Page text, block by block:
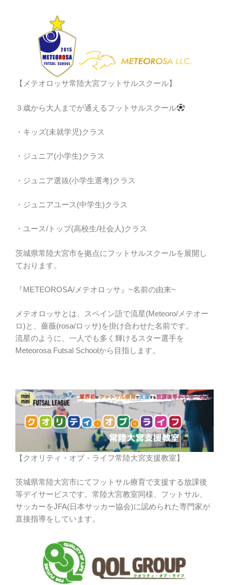
【メテオロッサ常陸大宮フットサルスクール】
３歳から大人までが通えるフットサルスクール
・キッズ(未就学児)クラス
・ジュニア(小学生)クラス
・ジュニア選抜(小学生選考)クラス
・ジュニアユース(中学生)クラス
・ユース/トップ(高校生/社会人)クラス
茨城県常陸大宮市を拠点にフットサルスクールを展開し
ております。
『METEOROSA/メテオロッサ』~名前の由来~
メテオロッサとは、スペイン語で流星(Meteoro/メテオー
ロ)と、薔薇(rosa/ロッサ)を掛け合わせた名前です。
流星のように、一人でも多く輝けるスター選手を
Meteorosa Futsal Schoolから目指します。
【クオリティ・オブ・ライフ常陸大宮支援教室】
茨城県常陸大宮市にてフットサル療育で支援する放課後
等デイサービスです。常陸大宮教室同様、フットサル、
サッカーをJFA(日本サッカー協会)に認められた専門家が
直接指導をしています。